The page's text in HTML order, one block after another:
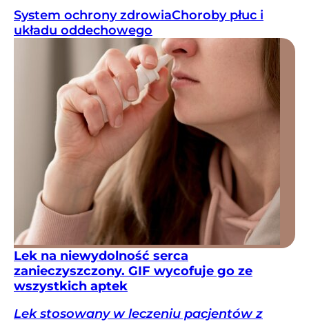
System ochrony zdrowiaChoroby płuc i
układu oddechowego
Lek na niewydolność serca
zanieczyszczony. GIF wycofuje go ze
wszystkich aptek
Lek stosowany w leczeniu pacjentów z